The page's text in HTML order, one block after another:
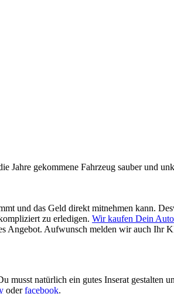
gekommene Fahrzeug sauber und
und das Geld direkt mitnehmen kann.
zu erledigen. Wir kaufen Dein
Angebot. Aufwunsch melden wir auch Ihr
musst natürlich ein gutes Inserat gestalten
oderfacebook.